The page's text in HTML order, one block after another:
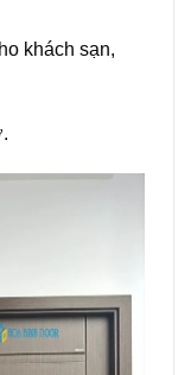
khách sạn,